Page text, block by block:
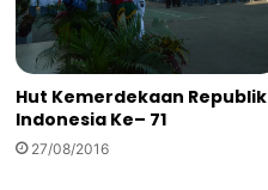
Hut Kemerdekaan Republik
Indonesia Ke– 71
27/08/2016